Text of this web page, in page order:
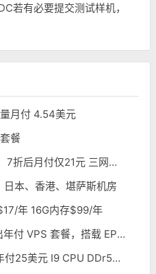
若有必要提交测试样机，
月付 4.54美元
餐
LOCVPS 香港VPS限时特惠：7折后月付仅21元 三网优化BGP线路 可选原生IP
本、香港、堪萨斯机房
年 16G内存$99/年
马来西亚主机商 SVR4U 推出年付 VPS 套餐，搭载 EPYC/至强铂金，支持支付宝
DediRock 新上高性能VPS 年付25美元 I9 CPU DDr5内存 纽约机房